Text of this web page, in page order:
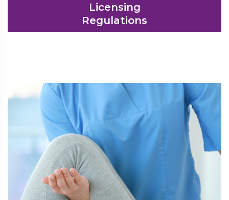
Licensing
Regulations